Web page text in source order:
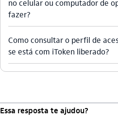
no celular ou computador de
fazer?
Como consultar o perfil de
se está com iToken liberado?
Essa resposta te ajudou?